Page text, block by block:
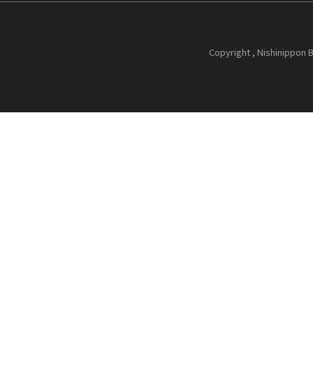
Copyright , Nishinippon